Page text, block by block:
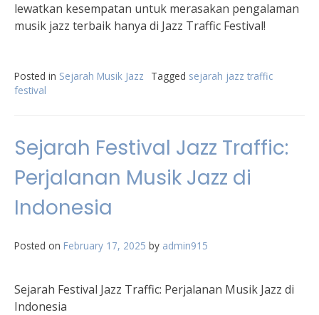
lewatkan kesempatan untuk merasakan pengalaman
musik jazz terbaik hanya di Jazz Traffic Festival!
Posted in Sejarah Musik Jazz Tagged sejarah jazz traffic
festival
Sejarah Festival Jazz Traffic:
Perjalanan Musik Jazz di
Indonesia
Posted on February 17, 2025 by admin915
Sejarah Festival Jazz Traffic: Perjalanan Musik Jazz di
Indonesia